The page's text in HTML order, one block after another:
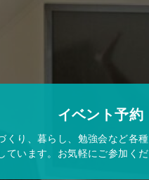
イベント予約
くり、暮らし、勉強会など各
ています。お気軽にご参加くだ